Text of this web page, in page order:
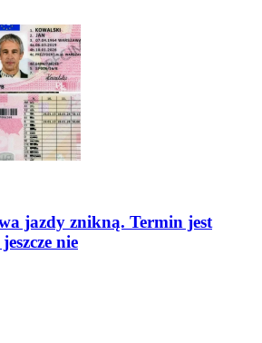
jazdy znikną. Termin jest
nie